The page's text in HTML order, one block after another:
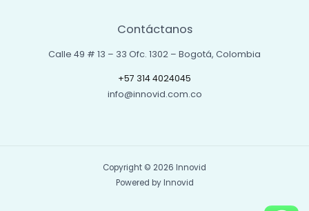
Contáctanos
Calle 49 # 13 – 33 Ofc. 1302 – Bogotá, Colombia
+57 314 4024045
info@innovid.com.co
Copyright © 2026 Innovid
Powered by Innovid